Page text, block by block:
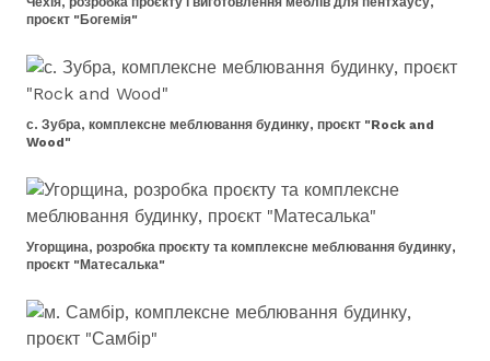
проєкт "Богемія"
с. Зубра, комплексне меблювання будинку, проєкт "Rock and
Wood"
Угорщина, розробка проєкту та комплексне меблювання будинку,
проєкт "Матесалька"